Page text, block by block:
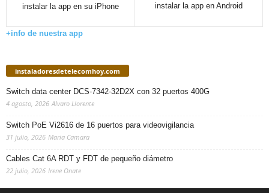
instalar la app en su iPhone
instalar la app en Android
+info de nuestra app
instaladoresdetelecomhoy.com
Switch data center DCS-7342-32D2X con 32 puertos 400G
4 agosto, 2026 Alvaro Llorente
Switch PoE Vi2616 de 16 puertos para videovigilancia
31 julio, 2026 Maria Camara
Cables Cat 6A RDT y FDT de pequeño diámetro
22 julio, 2026 Irene Onate